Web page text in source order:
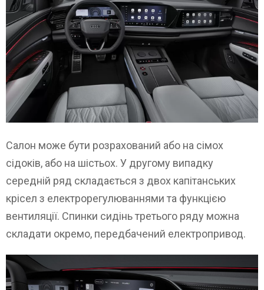
Салон може бути розрахований або на сімох
сідоків, або на шістьох. У другому випадку
середній ряд складається з двох капітанських
крісел з електрорегулюваннями та функцією
вентиляції. Спинки сидінь третього ряду можна
складати окремо, передбачений електропривод.